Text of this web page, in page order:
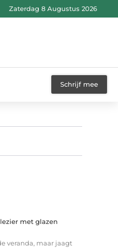
Zaterdag 8 Augustus 2026
Schrijf mee
met glazen
veranda, maar jaagt